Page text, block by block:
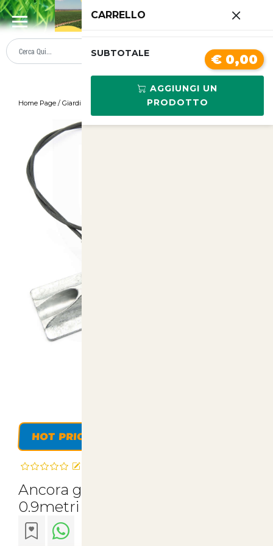
Home Page / Giardinaggio Ancora gripple 4 Apex con fune 0.9metri
HOT PRICE
Ancora gripple 4 Apex con fune
0.9metri
CARRELLO
SUBTOTALE € 0,00
AGGIUNGI UN
PRODOTTO